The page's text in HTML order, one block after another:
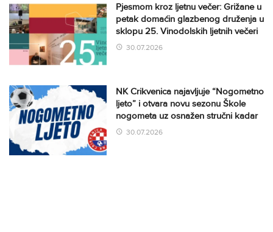
Pjesmom kroz ljetnu večer: Grižane u
petak domaćin glazbenog druženja u
sklopu 25. Vinodolskih ljetnih večeri
30.07.2026
NK Crikvenica najavljuje “Nogometno
ljeto” i otvara novu sezonu Škole
nogometa uz osnažen stručni kadar
30.07.2026